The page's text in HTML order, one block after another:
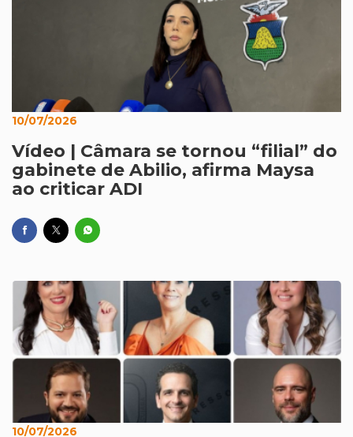
10/07/2026
Vídeo | Câmara se tornou “filial” do
gabinete de Abilio, afirma Maysa
ao criticar ADI
10/07/2026